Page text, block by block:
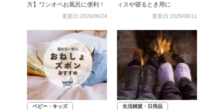
方】ワンオペお風呂に便利！
更新日:2026/06/24
ィスや寝るとき用に
更新日:2026/06/11
ベビー・キッズ 生活雑貨・日用品